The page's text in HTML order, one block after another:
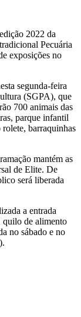
2022 da
Pecuária
exposições no
segunda-feira
(SGPA), que
700 animais das
parque infantil
barraquinhas
mantém as
de Elite. De
será liberada
a entrada
quilo de alimento
no sábado e no